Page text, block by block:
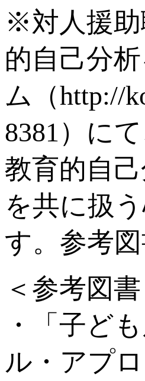
※対人援助
的自己分
ム（http://
8381）に
教育的自
を共に扱
す。参考
＜参考図書
・「子ど
ル・アプ